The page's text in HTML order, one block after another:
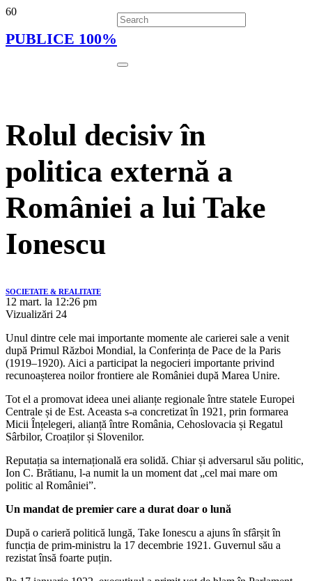
PUBLICE 100%
Rolul decisiv în
politica externă a
României a lui Take
Ionescu
SOCIETATE & REALITATE
12 mart. la 12:26 pm
Vizualizări 24
Unul dintre cele mai importante momente ale carierei sale a venit
după Primul Război Mondial, la Conferința de Pace de la Paris
(1919–1920). Aici a participat la negocieri importante privind
recunoașterea noilor frontiere ale României după Marea Unire.
Tot el a promovat ideea unei alianțe regionale între statele Europei
Centrale și de Est. Aceasta s-a concretizat în 1921, prin formarea
Micii Înțelegeri, alianță între România, Cehoslovacia și Regatul
Sârbilor, Croaților și Slovenilor.
Reputația sa internațională era solidă. Chiar și adversarul său politic,
Ion C. Brătianu, l-a numit la un moment dat „cel mai mare om
politic al României”.
Un mandat de premier care a durat doar o lună
După o carieră politică lungă, Take Ionescu a ajuns în sfârșit în
funcția de prim-ministru la 17 decembrie 1921. Guvernul său a
rezistat însă foarte puțin.